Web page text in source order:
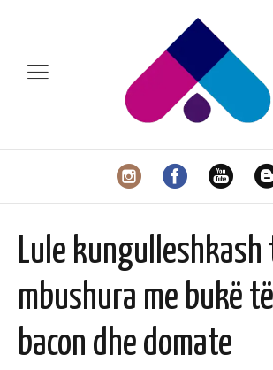
Lule kungulleshkash
mbushura me bukë
bacon dhe domate